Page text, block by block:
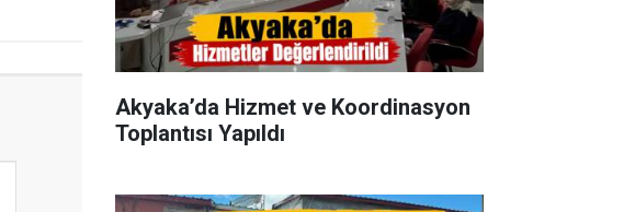
Akyaka’da Hizmet ve Koordinasyon
Toplantısı Yapıldı